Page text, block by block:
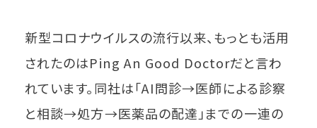
新型コロナウイルスの流行以来、もっとも活用
されたのはPing An Good Doctorだと言わ
れています。同社は「AI問診→医師による診察
と相談→処方→医薬品の配達」までの一連の